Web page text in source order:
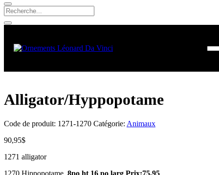
Alligator/Hyppopotame
Code de produit: 1271-1270 Catégorie: Animaux
90,95$
1271 alligator
1270 Hippopotame 8po ht 16 po larg Prix:75,95